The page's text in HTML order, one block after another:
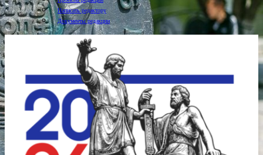
Написать редактору
Документы редакции